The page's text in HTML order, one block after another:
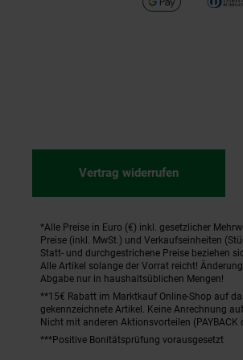
Vertrag widerrufen
Fußnoten
*Alle Preise in Euro (€) inkl. gesetzlicher
Preise (inkl. MwSt.) und Verkaufseinheiten
Statt- und durchgestrichene Preise beziehen
Alle Artikel solange der Vorrat reicht!
Abgabe nur in haushaltsüblichen Mengen!
**15€ Rabatt im Marktkauf Online-Shop auf
gekennzeichnete Artikel. Keine Anrechnung
Nicht mit anderen Aktionsvorteilen
***Positive Bonitätsprüfung vorausgesetzt